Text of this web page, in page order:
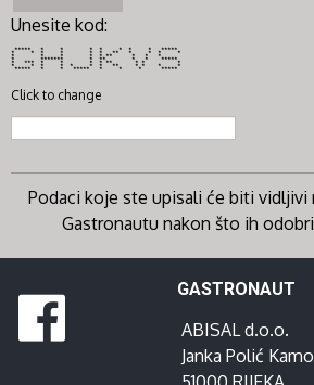
Unesite kod:
***** * * * * * * * *****
* * * * * * ** * * * *
* * * * * ** * * *
* ******* * ** * * *****
* *** * * * * ** * * *
* * * * * * * ** * * * *
***** * * ***** * * * *****
Click to change
Podaci koje ste upisali će biti vidljivi
Gastronautu nakon što ih
GASTRONAUT
ABISAL d.o.o.
Janka Polić